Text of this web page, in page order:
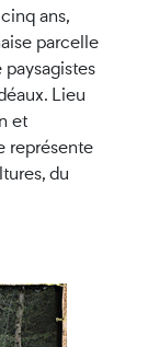
ans,
parcelle
paysagistes
Lieu
et
représente
du